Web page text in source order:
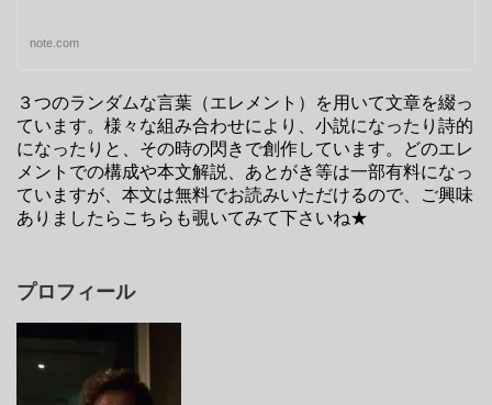
note.com
３つのランダムな言葉（エレメント）を用いて文章を綴っ
ています。様々な組み合わせにより、小説になったり詩的
になったりと、その時の閃きで創作しています。どのエレ
メントでの構成や本文解説、あとがき等は一部有料になっ
ていますが、本文は無料でお読みいただけるので、ご興味
ありましたらこちらも覗いてみて下さいね★
プロフィール